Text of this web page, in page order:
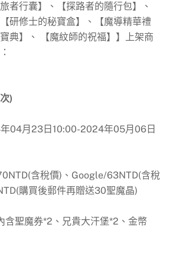
者行囊】、【探路者的隨行包】、
【研修士的秘寶盒】、【魔導精華禮
典】、 【魔紋師的祝福】】上架商
)
04月23日10:00-2024年05月06日
含稅價)、Google/63NTD(含稅
購買後郵件再贈送30聖魔晶)
含聖魔券*2、兄貴大汗堡*2、金幣